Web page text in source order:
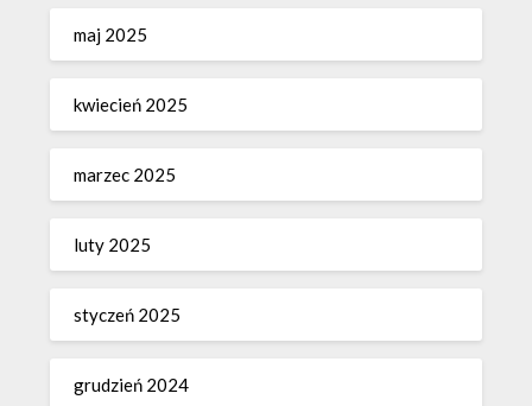
maj 2025
kwiecień 2025
marzec 2025
luty 2025
styczeń 2025
grudzień 2024